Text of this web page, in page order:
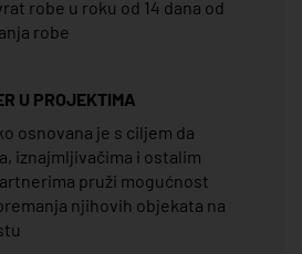
robe u roku od 14 dana od
robe
U PROJEKTIMA
osnovana je s ciljem da
iznajmljivačima i ostalim
pruži mogućnost
njihovih objekata na